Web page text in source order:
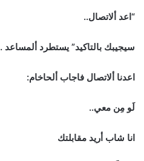
“اعد ألاتصال..
سيجيبك بالتاكيد” يستطرد ألمساعد .
اعدنا ألاتصال فاجاب ألحاخام:
لَو مِن معي..
انا شاب أريد مقابلتك